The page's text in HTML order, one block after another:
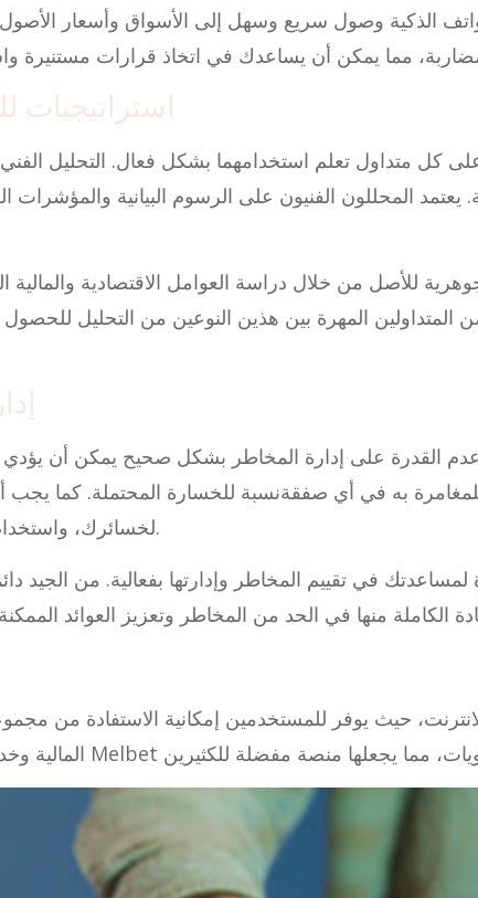
الذكية وصول سريع وسهل إلى الأسواق وأسعار
استراتيجيات
كل متداول تعلم استخدامهما بشكل فعال. التحليل
يعتمد المحللون الفنيون على الرسوم البيانية
للأصل من خلال دراسة العوامل الاقتصادية
المهرة بين هذين النوعين من التحليل
القدرة على إدارة المخاطر بشكل صحيح يمكن أن
للمغامرة به في أي صفقةنسبة للخسارة المحتملة. كما
لخسائرك، واستخدام أوامر وقف الخسائر بشكل حكيم.
في تقييم المخاطر وإدارتها بفعالية. من الجيد